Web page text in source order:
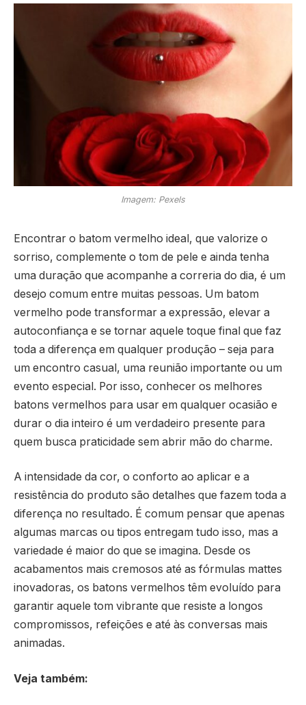
Imagem: Pexels
Encontrar o batom vermelho ideal, que valorize o
sorriso, complemente o tom de pele e ainda tenha
uma duração que acompanhe a correria do dia, é um
desejo comum entre muitas pessoas. Um batom
vermelho pode transformar a expressão, elevar a
autoconfiança e se tornar aquele toque final que faz
toda a diferença em qualquer produção – seja para
um encontro casual, uma reunião importante ou um
evento especial. Por isso, conhecer os melhores
batons vermelhos para usar em qualquer ocasião e
durar o dia inteiro é um verdadeiro presente para
quem busca praticidade sem abrir mão do charme.
A intensidade da cor, o conforto ao aplicar e a
resistência do produto são detalhes que fazem toda a
diferença no resultado. É comum pensar que apenas
algumas marcas ou tipos entregam tudo isso, mas a
variedade é maior do que se imagina. Desde os
acabamentos mais cremosos até as fórmulas mattes
inovadoras, os batons vermelhos têm evoluído para
garantir aquele tom vibrante que resiste a longos
compromissos, refeições e até às conversas mais
animadas.
Veja também: